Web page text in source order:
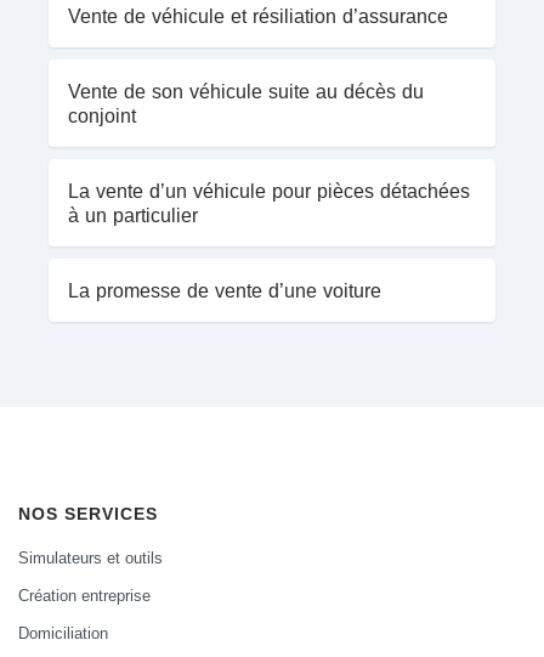
Vente de véhicule et résiliation d’assurance
Vente de son véhicule suite au décès du
conjoint
La vente d’un véhicule pour pièces détachées
à un particulier
La promesse de vente d’une voiture
NOS SERVICES
Simulateurs et outils
Création entreprise
Domiciliation